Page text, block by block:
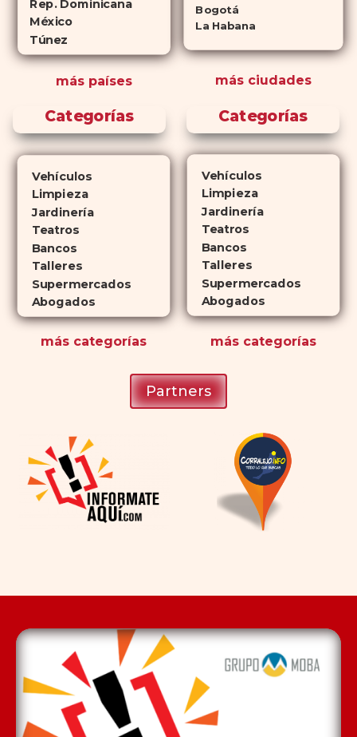
marca. En su mayor parte,
ambos medicamentos funcionan
de la misma manera y tienen
perfiles de efectos secundarios
diferencia? El tiempo.comprar
Cialisejerce sus efectos hasta 4
veces más tiempo que Viagra, lo
atractiva para quienes no desean
planificar sus actividades
románticas con antelación.
Rep. Dominicana
México
Túnez
más países
Bogotá
La Habana
más ciudades
Categorías
Vehículos
Limpieza
Jardinería
Teatros
Bancos
Talleres
Supermercados
Abogados
más categorías
Categorías
Vehículos
Limpieza
Jardinería
Teatros
Bancos
Talleres
Supermercados
Abogados
máscategorías
Partners